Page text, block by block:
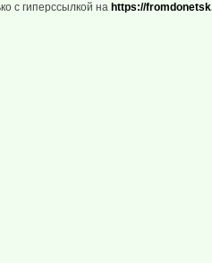
с гиперссылкой на https://